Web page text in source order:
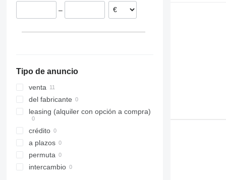
Alemania
–
Tipo de anuncio
venta
del fabricante
leasing (alquiler con opción a compra)
crédito
a plazos
permuta
intercambio